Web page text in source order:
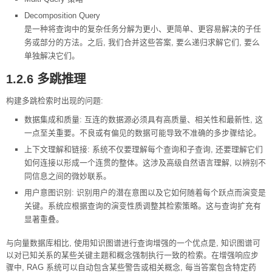
Decomposition Query
是一种将查询中的复杂任务分解为更小、更简单、更容易解决的子任
务或部分的方法。之后, 我们合并这些答案, 要么递归求解它们, 要么
单独解决它们。
1.2.6 多跳推理
构建多跳检索时出现的问题:
数据集成和质量: 互连的数据源必须具有高质量、相关性和最新性, 这
一点至关重要。不良或有偏见的数据可能导致不准确的多步骤结论。
上下文理解和链接: 系统不仅要理解每个查询和子查询, 还要理解它们
如何连接以形成一个连贯的整体。这涉及高级自然语言理解, 以辨别不
同信息之间的微妙联系。
用户意图识别: 识别用户的潜在意图以及它如何随着每个跃点而演变是
关键。系统应根据查询的演变性质调整其检索策略。这与查询扩充有
显著重叠。
与向量数据库相比, 使用知识图谱进行查询增强的一个优点是, 知识图谱可
以对已知关系的某些关键主题和概念强制执行一致的检索。在增强响应步
骤中, RAG 系统可以自动包含某些警告或相关概念, 每当答案包含特定药